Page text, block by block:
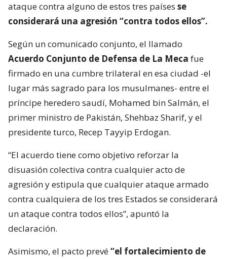
ataque contra alguno de estos tres países se
considerará una agresión “contra todos ellos”.
Según un comunicado conjunto, el llamado
Acuerdo Conjunto de Defensa de La Meca fue
firmado en una cumbre trilateral en esa ciudad -el
lugar más sagrado para los musulmanes- entre el
príncipe heredero saudí, Mohamed bin Salmán, el
primer ministro de Pakistán, Shehbaz Sharif, y el
presidente turco, Recep Tayyip Erdogan.
“El acuerdo tiene como objetivo reforzar la
disuasión colectiva contra cualquier acto de
agresión y estipula que cualquier ataque armado
contra cualquiera de los tres Estados se considerará
un ataque contra todos ellos”, apuntó la
declaración.
Asimismo, el pacto prevé“el fortalecimiento de